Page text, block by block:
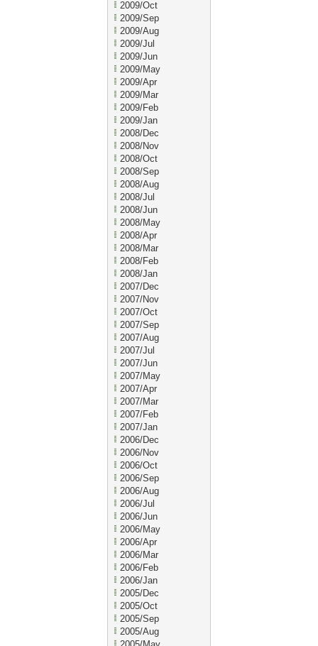
2009/Oct
2009/Sep
2009/Aug
2009/Jul
2009/Jun
2009/May
2009/Apr
2009/Mar
2009/Feb
2009/Jan
2008/Dec
2008/Nov
2008/Oct
2008/Sep
2008/Aug
2008/Jul
2008/Jun
2008/May
2008/Apr
2008/Mar
2008/Feb
2008/Jan
2007/Dec
2007/Nov
2007/Oct
2007/Sep
2007/Aug
2007/Jul
2007/Jun
2007/May
2007/Apr
2007/Mar
2007/Feb
2007/Jan
2006/Dec
2006/Nov
2006/Oct
2006/Sep
2006/Aug
2006/Jul
2006/Jun
2006/May
2006/Apr
2006/Mar
2006/Feb
2006/Jan
2005/Dec
2005/Oct
2005/Sep
2005/Aug